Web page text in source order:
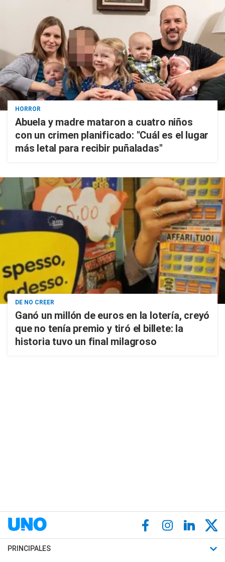
HORROR
Abuela y madre mataron a cuatro niños
con un crimen planificado: "Cuál es el lugar
más letal para recibir puñaladas"
DE NO CREER
Ganó un millón de euros en la lotería, creyó
que no tenía premio y tiró el billete: la
historia tuvo un final milagroso
PRINCIPALES